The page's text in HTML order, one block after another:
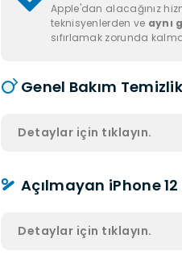
Apple'dan alacağınız
teknisyenlerden ve aynı
sıfırlamak zorunda
Genel Bakım Temizlik
Detaylar için tıklayın.
Açılmayan iPhone
Detaylar için tıklayın.